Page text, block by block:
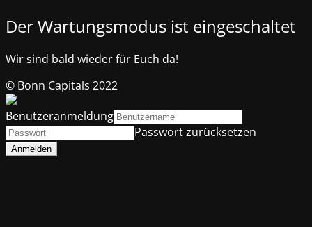
Der Wartungsmodus ist eingeschaltet
Wir sind bald wieder für Euch da!
© Bonn Capitals 2022
Benutzeranmeldung
Passwort zurücksetzen